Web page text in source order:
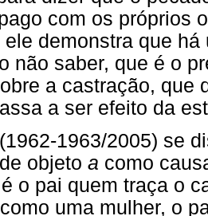
com os próprios
demonstra que
não saber, que é o
a castração, que
a ser efeito da
1963/2005) se
objeto a como
o pai quem traça o
uma mulher, o